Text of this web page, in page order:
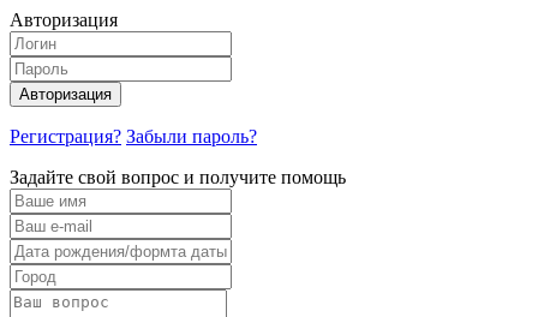
Авторизация
Авторизация
Регистрация? Забыли пароль?
Задайте свой вопрос и получите помощь